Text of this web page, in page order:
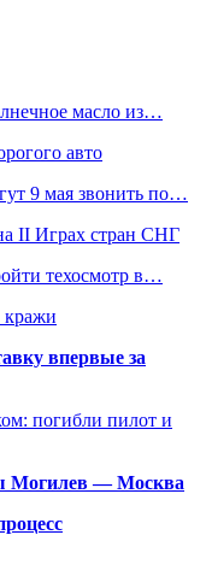
масло из…
авто
9 мая звонить по…
II Играх стран СНГ
техосмотр в…
кражи
впервые за
погибли пилот и
Могилев — Москва